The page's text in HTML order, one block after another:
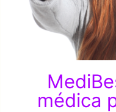
médica